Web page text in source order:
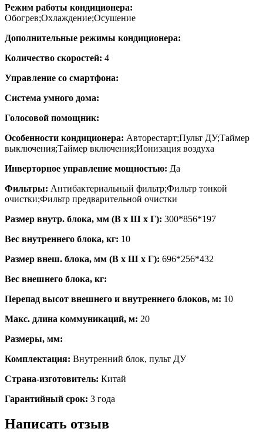
Режим работы кондиционера:
Обогрев;Охлаждение;Осушение
Дополнительные режимы кондиционера:
Количество скоростей: 4
Управление со смартфона:
Система умного дома:
Голосовой помощник:
Особенности кондиционера: Авторестарт;Пульт ДУ;Таймер
выключения;Таймер включения;Ионизация воздуха
Инверторное управление мощностью: Да
Фильтры: Антибактериальный фильтр;Фильтр тонкой
очистки;Фильтр предварительной очистки
Размер внутр. блока, мм (В x Ш x Г): 300*856*197
Вес внутреннего блока, кг: 10
Размер внеш. блока, мм (В x Ш x Г): 696*256*432
Вес внешнего блока, кг:
Перепад высот внешнего и внутреннего блоков, м: 10
Макс. длина коммуникаций, м: 20
Размеры, мм:
Комплектация: Внутренний блок, пульт ДУ
Страна-изготовитель: Китай
Гарантийный срок: 3 года
Написать отзыв